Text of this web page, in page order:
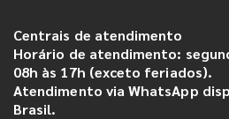
Centrais de atendimento
Horário de atendimento:
08h às 17h (exceto feriados).
Atendimento via WhatsApp
Brasil.